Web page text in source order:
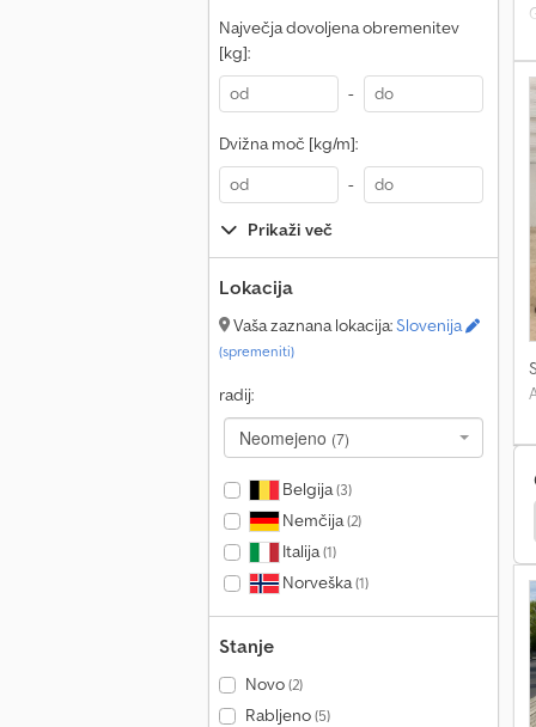
Največja dovoljena obremenitev
[kg]:
-
Dvižna moč [kg/m]:
-
Prikaži več
Lokacija
Vaša zaznana lokacija:Slovenija
(spremeniti)
radij:
Neomejeno (7)
Belgija(3)
Nemčija(2)
Italija(1)
Norveška(1)
Stanje
Novo(2)
Rabljeno(5)
Avant Tecno Gradbeni Stroji